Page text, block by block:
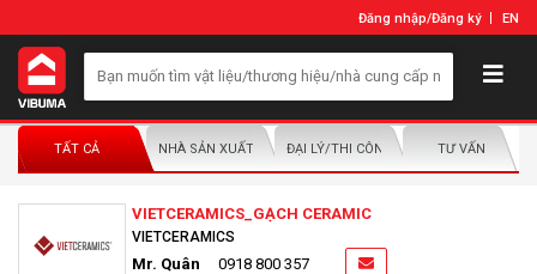
Đăng nhập/Đăng ký EN
TẤT CẢ NHÀ SẢN XUẤT/NHÀ PHÂN PHỐIĐẠI LÝ/THI CÔNG LẮP ĐẶTTƯ VẤN
VIETCERAMICS_GẠCH CERAMIC
VIETCERAMICS
Mr. Quân 0918 800 357